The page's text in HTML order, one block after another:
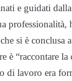
e guidati
si è conclusa
è “raccontare
di lavoro era